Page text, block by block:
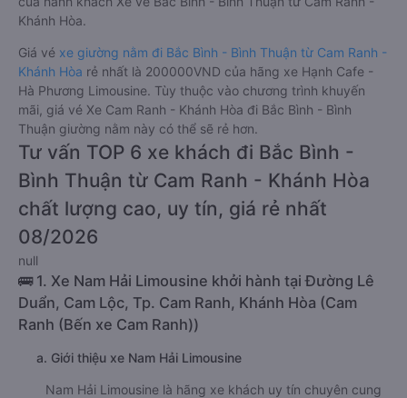
Khánh Hòa.
Giá vé xe giường nằm đi Bắc Bình - Bình Thuận từ Cam Ranh -
Khánh Hòa rẻ nhất là 200000VND của hãng xe Hạnh Cafe -
Hà Phương Limousine. Tùy thuộc vào chương trình khuyến
mãi, giá vé Xe Cam Ranh - Khánh Hòa đi Bắc Bình - Bình
Thuận giường nằm này có thể sẽ rẻ hơn.
Tư vấn TOP 6 xe khách đi Bắc Bình -
Bình Thuận từ Cam Ranh - Khánh Hòa
chất lượng cao, uy tín, giá rẻ nhất
08/2026
null
🚌 1. Xe Nam Hải Limousine khởi hành tại Đường Lê
Duẩn, Cam Lộc, Tp. Cam Ranh, Khánh Hòa (Cam
Ranh (Bến xe Cam Ranh))
a. Giới thiệu xe Nam Hải Limousine
Nam Hải Limousine là hãng xe khách uy tín chuyên cung